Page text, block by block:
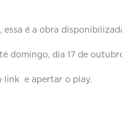
é a obra
domingo, dia 17 de
link e apertar o play.